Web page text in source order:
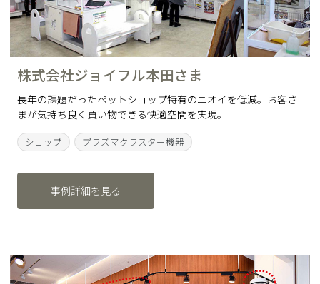
株式会社ジョイフル本田さま
長年の課題だったペットショップ特有のニオイを低減。お客さ
まが気持ち良く買い物できる快適空間を実現。
ショップ プラズマクラスター機器
事例詳細を見る